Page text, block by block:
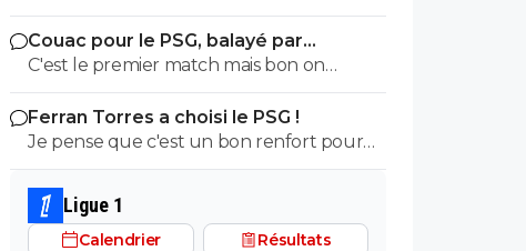
huppé plutôt qu'essayer de réussir dans
un top club.C'est un choix
Couac pour le PSG, balayé par
Majorque en amical
C'est le premier match mais bon on
prefere la victoire.il ne faut pas en faire
tout un plat non plus vu le nombre de
joueurs absents.Mais ceux qui esperent
avoir du temps de jeu n'ont pas brillé
Ferran Torres a choisi le PSG !
Je pense que c'est un bon renfort pour
l'attaque.On aura 2 solutions d'axe
comme avant avec DEmbelé et Ramos
Ligue 1
Calendrier Résultats